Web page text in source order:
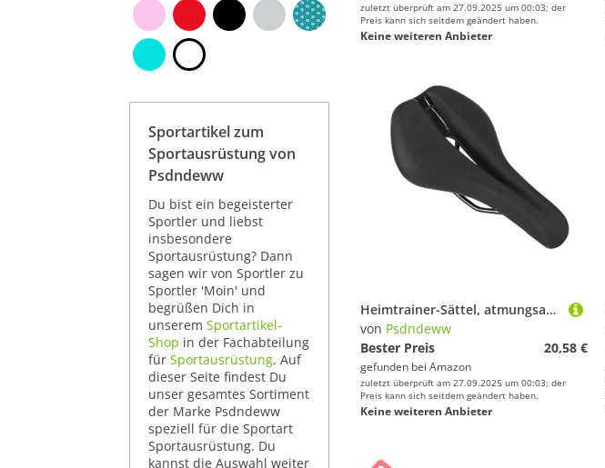
Sportartikel zum
Sportausrüstung von
Psdndeww
Du bist ein begeisterter
Sportler und liebst
insbesondere
Sportausrüstung? Dann
sagen wir von Sportler zu
Sportler 'Moin' und
begrüßen Dich in
unserem Sportartikel-
Shop in der Fachabteilung
für Sportausrüstung. Auf
dieser Seite findest Du
unser gesamtes Sortiment
der Marke Psdndeww
speziell für die Sportart
Sportausrüstung. Du
kannst die Auswahl weiter
zuletzt überprüft am 27.09.2025 um 00:03; der
Preis kann sich seitdem geändert haben.
Keine weiteren Anbieter
Heimtrainer-Sättel, atmungsaktiv, rutschfest, für mehrere Typen, rutschfeste Pendler
von Psdndeww
Bester Preis
20,58 €
gefunden bei Amazon
zuletzt überprüft am 27.09.2025 um 00:03; der
Preis kann sich seitdem geändert haben.
Keine weiteren Anbieter